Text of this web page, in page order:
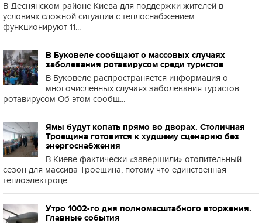
В Деснянском районе Киева для поддержки жителей в
условиях сложной ситуации с теплоснабжением
функционируют 11...
В Буковеле сообщают о массовых случаях
заболевания ротавирусом среди туристов
В Буковеле распространяется информация о
многочисленных случаях заболевания туристов
ротавирусом Об этом сообщ...
Ямы будут копать прямо во дворах. Столичная
Троещина готовится к худшему сценарию без
энергоснабжения
В Киеве фактически «завершили» отопительный
сезон для массива Троещина, потому что единственная
теплоэлектроце...
Утро 1002-го дня полномасштабного вторжения.
Главные события